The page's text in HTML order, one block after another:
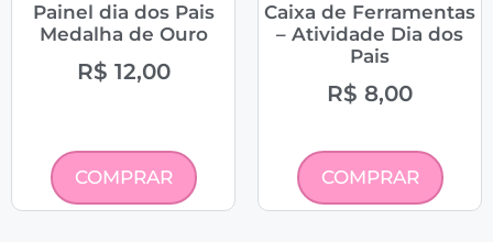
Painel dia dos Pais
Medalha de Ouro
R$ 12,00
COMPRAR
Caixa de Ferramentas
– Atividade Dia dos
Pais
R$ 8,00
COMPRAR